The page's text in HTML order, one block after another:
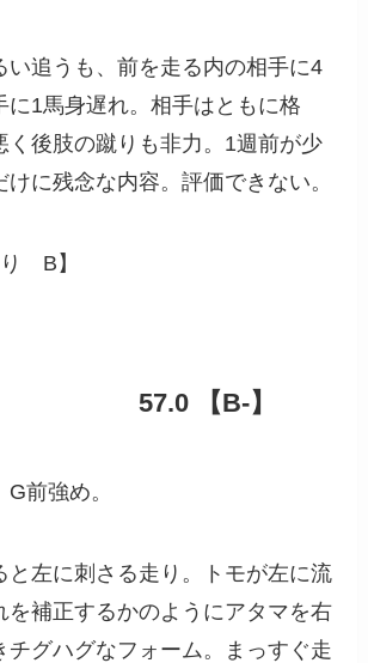
い追うも、前を走る内の相手に4
に1馬身遅れ。相手はともに格
く後肢の蹴りも非力。1週前が少
けに残念な内容。評価できない。
り B】
57.0 【B-】
前強め。
と左に刺さる走り。トモが左に流
を補正するかのようにアタマを右
チグハグなフォーム。まっすぐ走